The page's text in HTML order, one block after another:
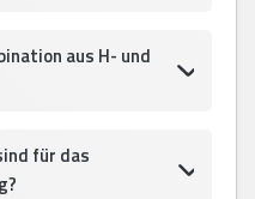
aus H- und
für das